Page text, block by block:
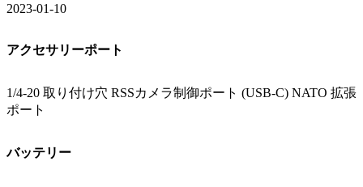
2023-01-10
アクセサリーポート
1/4-20 取り付け穴 RSSカメラ制御ポート (USB-C) NATO 拡張
ポート
バッテリー